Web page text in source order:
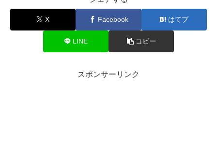
X Facebook はてブ
LINE コピー
スポンサーリンク